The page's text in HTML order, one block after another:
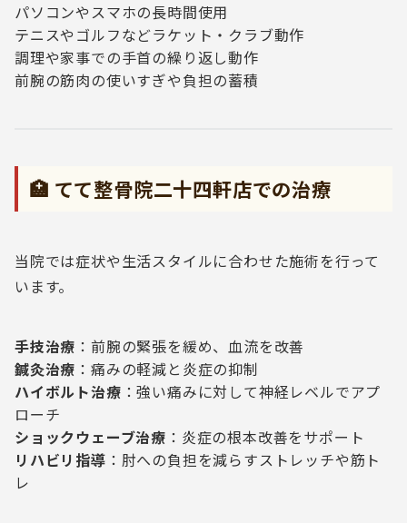
パソコンやスマホの長時間使用
テニスやゴルフなどラケット・クラブ動作
調理や家事での手首の繰り返し動作
前腕の筋肉の使いすぎや負担の蓄積
🏥 てて整骨院二十四軒店での治療
当院では症状や生活スタイルに合わせた施術を行って
います。
手技治療 ：前腕の緊張を緩め、血流を改善
鍼灸治療 ：痛みの軽減と炎症の抑制
ハイボルト治療 ：強い痛みに対して神経レベルでアプ
ローチ
ショックウェーブ治療 ：炎症の根本改善をサポート
リハビリ指導 ：肘への負担を減らすストレッチや筋ト
レ